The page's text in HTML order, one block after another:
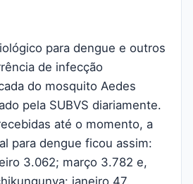
para dengue e outros
de infecção
do mosquito Aedes
pela SUBVS diariamente.
até o momento, a
para dengue ficou assim:
3.062; março 3.782 e,